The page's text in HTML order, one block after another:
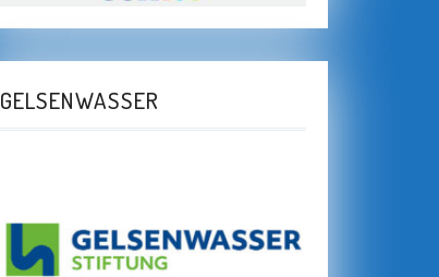
GELSENWASSER